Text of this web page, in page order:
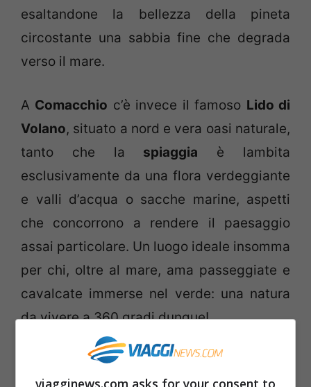
esaltandone la bellezza della pineta
circostante una sabbia fine che degrada
verso il mare.
A Comacchio c’è invece il famoso Lido di
Volano, situato a nord e vera oasi naturale,
tanto che la spiaggia è lambita
esclusivamente da una flora verdeggiante
e valli d’acqua o sacche marine, aspetti
che concorrono a rendere il paesaggio
assai particolare. Un luogo ideale insomma
per chi, oltre al mare, ama passeggiate e
cavalcate immerse nel verde: una natura
da vivere a 360 gradi dunque!
Un vero e proprio pullulare di bandiere blu
viagginews.com asks for your consent to